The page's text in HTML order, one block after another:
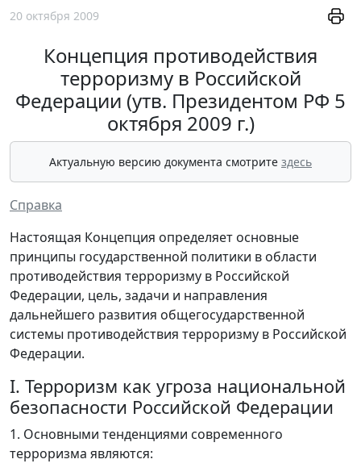
20 октября 2009
Концепция противодействия
терроризму в Российской
Федерации (утв. Президентом РФ 5
октября 2009 г.)
Актуальную версию документа смотрите здесь
Справка
Настоящая Концепция определяет основные
принципы государственной политики в области
противодействия терроризму в Российской
Федерации, цель, задачи и направления
дальнейшего развития общегосударственной
системы противодействия терроризму в Российской
Федерации.
I. Терроризм как угроза национальной
безопасности Российской Федерации
1. Основными тенденциями современного
терроризма являются: